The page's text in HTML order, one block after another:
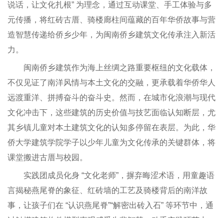
说话，让文化扎根” 为理念，通过互动课堂、手工体验与多
元传播，将红砖古厝、骑楼廊柱间蕴藏的百年华侨故事与营
造智慧传递给侨乡少年，为闽南侨乡建筑文化传承注入新活
力。
闽南侨乡建筑作为海上丝绸之路重要枢纽的文化载体，
不仅见证了南洋风情与本土文化的交融，更承载着华侨华人
远渡重洋、拼搏奋斗的奋斗史。然而，在城市化浪潮与现代
文化冲击下，这些建筑的历史价值与技艺面临认知断层，尤
其乡镇儿童对本土建筑文化的认知多停留在表层。为此，华
侨大学建筑学院学子以少年儿童为文化传承的关键群体，将
课堂搬进古厝与校园。
实践团成员化身 “文化老师”，摒弃晦涩术语，用童趣语
言揭秘燕尾脊的象征、红砖墙的工艺及骑楼背后的南洋故
事，让孩子们在 “认识燕尾脊”“解密出砖入石” 等环节中，通